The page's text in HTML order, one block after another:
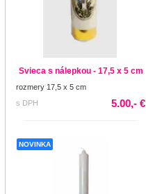
Svieca s nálepkou - 17,5 x 5 cm
rozmery 17,5 x 5 cm
s DPH
5.00,- €
NOVINKA